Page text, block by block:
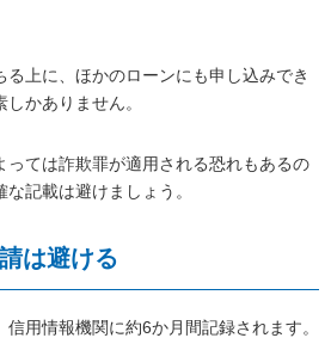
上に、ほかのローンにも申し込みでき
かありません。
っては詐欺罪が適用される恐れもあるの
記載は避けましょう。
は避ける
用情報機関に約6か月間記録されます。